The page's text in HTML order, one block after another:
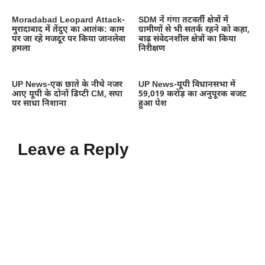
Moradabad Leopard Attack-
मुरादाबाद में तेंदुए का आतंक: काम
पर जा रहे मजदूर पर किया जानलेवा
हमला
SDM नें गंगा तटवर्ती क्षेत्रों में
ग्रामीणों से भी सतर्क रहने को कहा,
बाढ़ संवेदनशील क्षेत्रों का किया
निरीक्षण
UP News-एक छाते के नीचे नजर
आए यूपी के दोनों डिप्टी CM, सपा
पर साधा निशाना
UP News-यूपी विधानसभा में
59,019 करोड़ का अनुपूरक बजट
हुआ पेश
Leave a Reply